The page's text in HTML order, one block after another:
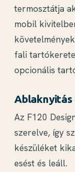
termosztátja
mobil
fali
opcionális
Ablaknyitás
Az F120
szerelve, így
készüléket
esést és leáll.